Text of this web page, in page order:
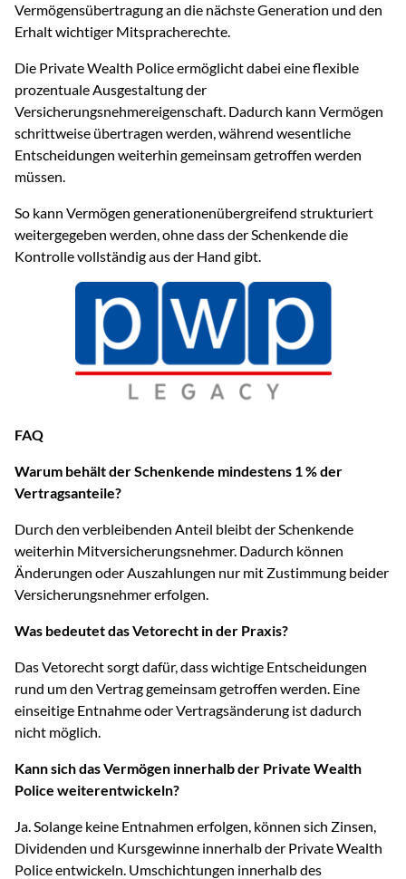
Vermögensübertragung an die nächste Generation und den
Erhalt wichtiger Mitspracherechte.
Die Private Wealth Police ermöglicht dabei eine flexible
prozentuale Ausgestaltung der
Versicherungsnehmereigenschaft. Dadurch kann Vermögen
schrittweise übertragen werden, während wesentliche
Entscheidungen weiterhin gemeinsam getroffen werden
müssen.
So kann Vermögen generationenübergreifend strukturiert
weitergegeben werden, ohne dass der Schenkende die
Kontrolle vollständig aus der Hand gibt.
FAQ
Warum behält der Schenkende mindestens 1 % der
Vertragsanteile?
Durch den verbleibenden Anteil bleibt der Schenkende
weiterhin Mitversicherungsnehmer. Dadurch können
Änderungen oder Auszahlungen nur mit Zustimmung beider
Versicherungsnehmer erfolgen.
Was bedeutet das Vetorecht in der Praxis?
Das Vetorecht sorgt dafür, dass wichtige Entscheidungen
rund um den Vertrag gemeinsam getroffen werden. Eine
einseitige Entnahme oder Vertragsänderung ist dadurch
nicht möglich.
Kann sich das Vermögen innerhalb der Private Wealth
Police weiterentwickeln?
Ja. Solange keine Entnahmen erfolgen, können sich Zinsen,
Dividenden und Kursgewinne innerhalb der Private Wealth
Police entwickeln. Umschichtungen innerhalb des